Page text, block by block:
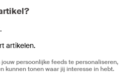
artikelen.
persoonlijke feeds te personaliseren,
kunnen tonen waar jij interesse in hebt.